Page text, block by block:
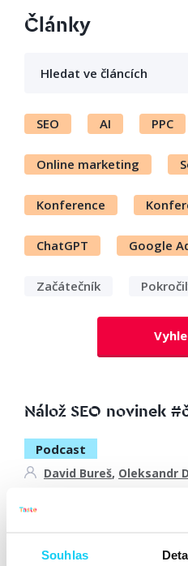
Souhlas
Články
SEO AI PPC
Online marketing
Konference
ChatGPT Google
Začátečník
Nálož SEO novinek
Podcast
David Bureš, Oleksandr
Česká SEO komunita v